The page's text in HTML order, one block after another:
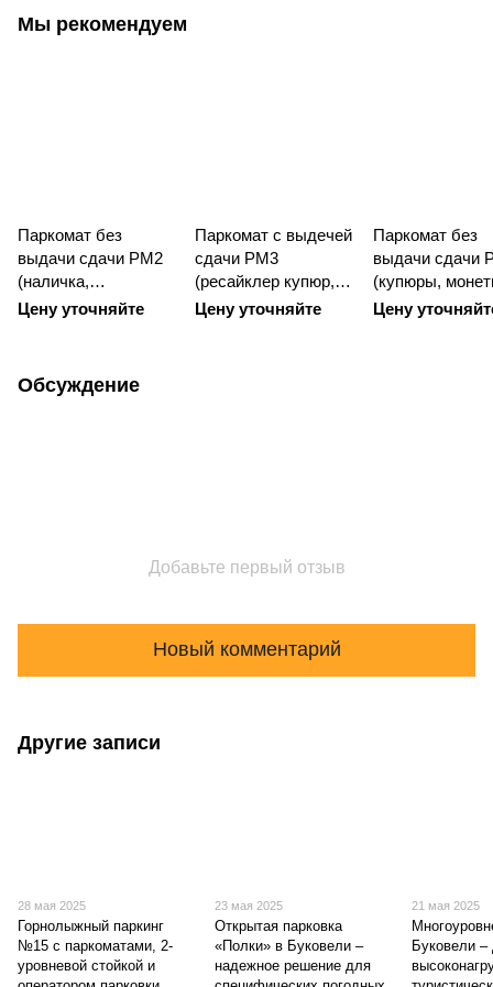
Мы рекомендуем
Паркомат без
выдачи сдачи РМ2
(наличка,
банковские и
Цену уточняйте
Паркомат с выдечей
сдачи РМ3
(ресайклер купюр,
прием монет,
Цену уточняйте
Паркомат без
выдачи сдачи
(купюры,
банковские
Цену
Обсуждение
Добавьте первый отзыв
Новый комментарий
Другие записи
28 мая 2025
Горнолыжный паркинг
№15 с паркоматами, 2-
уровневой стойкой и
23 мая 2025
Открытая парковка
«Полки» в Буковели –
надежное решение для
21 мая 2025
Буковели –